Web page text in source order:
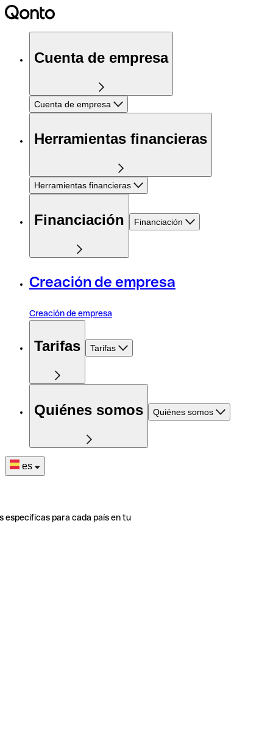
Cuenta de empresa
Cuenta de empresa
Herramientas financieras
Herramientas financieras
Financiación Financiación
Creación de empresa
Creación de empresa
Tarifas Tarifas
Quiénes somos Quiénes somos
es
específicas para cada país en tu